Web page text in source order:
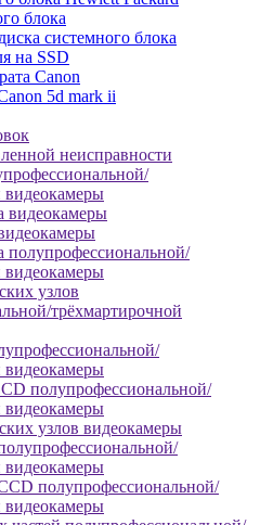
блока
системного блока
на SSD
Canon
5d mark ii
неисправности
видеокамеры
видеокамеры
полупрофессиональной/
видеокамеры
узлов
трёхмартирочной
видеокамеры
полупрофессиональной/
видеокамеры
узлов видеокамеры
видеокамеры
полупрофессиональной/
видеокамеры